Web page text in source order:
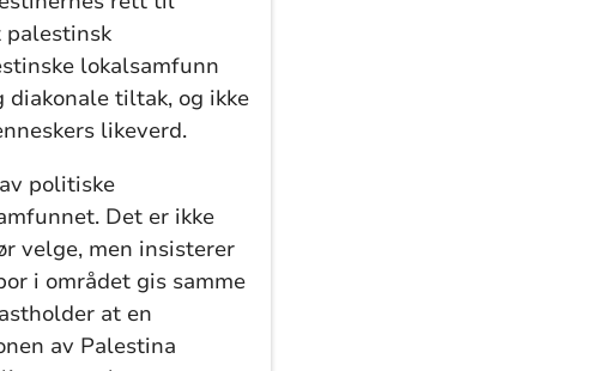
lokalsamfunn
diakonale tiltak, og ikke
likeverd.
politiske
Det er ikke
velge, men insisterer
i området gis samme
at en
av Palestina